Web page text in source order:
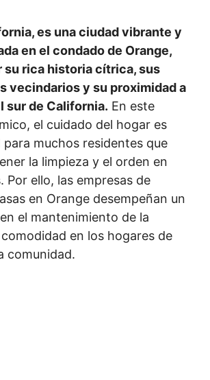
es una ciudad vibrante y
en el condado de Orange,
su rica historia cítrica, sus
vecindarios y su proximidad a
sur de California. En este
el cuidado del hogar es
muchos residentes que
la limpieza y el orden en
Por ello, las empresas de
en Orange desempeñan un
el mantenimiento de la
en los hogares de
comunidad.